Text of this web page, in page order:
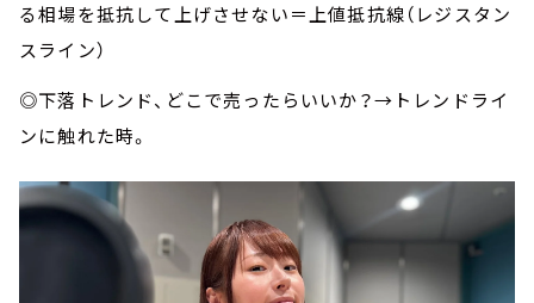
る相場を抵抗して上げさせない＝上値抵抗線（レジスタン
スライン）
◎下落トレンド、どこで売ったらいいか？→トレンドライ
ンに触れた時。